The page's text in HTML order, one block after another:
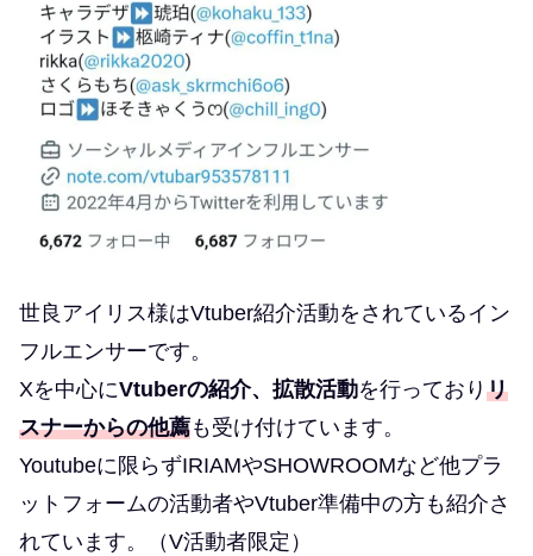
世良アイリス様はVtuber紹介活動をされているイン
フルエンサーです。
Xを中心にVtuberの紹介、拡散活動を行っており リ
スナーからの他薦も受け付けています。
Youtubeに限らずIRIAMやSHOWROOMなど他プラ
ットフォームの活動者やVtuber準備中の方も紹介さ
れています。（V活動者限定）